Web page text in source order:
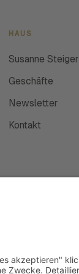
HAUS
Susanne Steiger
Geschäfte
Newsletter
Kontakt